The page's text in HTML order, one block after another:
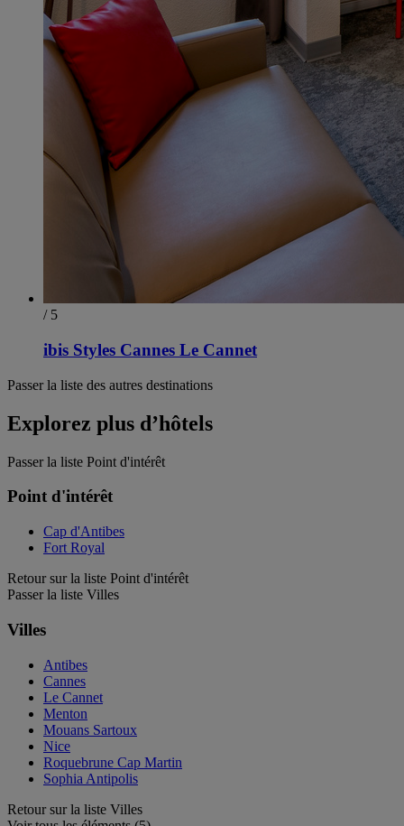
/ 5
ibis Styles Cannes Le Cannet
Passer la liste des autres destinations
Explorez plus d’hôtels
Passer la liste Point d'intérêt
Point d'intérêt
Cap d'Antibes
Fort Royal
Retour sur la liste Point d'intérêt
Passer la liste Villes
Villes
Antibes
Cannes
Le Cannet
Menton
Mouans Sartoux
Nice
Roquebrune Cap Martin
Sophia Antipolis
Retour sur la liste Villes